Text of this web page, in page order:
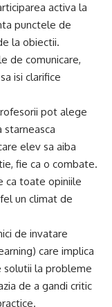
activa la
punctele de
la obiectii.
de comunicare,
isi clarifice
pot alege
elev sa aiba
fie ca o combate.
ca toate opiniile
un climat de
de invatare
care implica
solutii la probleme
de a gandi critic